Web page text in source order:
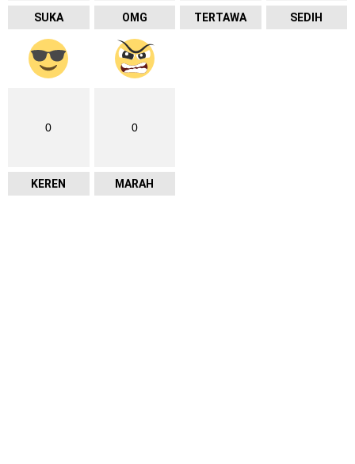
SUKA OMG TERTAWA SEDIH
0
KEREN
0
MARAH